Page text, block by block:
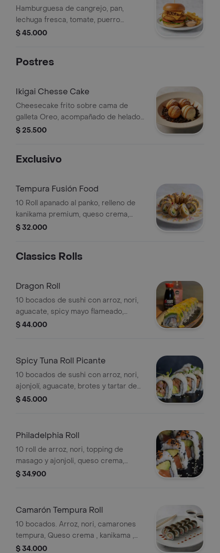
Hamburguesa de cangrejo, pan,
lechuga fresca, tomate, puerro
crujiente y queso colby jack,
$ 45.000
Postres
Ikigai Chesse Cake
Cheesecake frito sobre cama de
galleta Oreo, acompañado de helado
de vainilla.
$ 25.500
Exclusivo
Tempura Fusión Food
10 Roll apanado al panko, relleno de
kanikama premium, queso crema,
madurito, aguacate y bañado en
$ 32.000
Classics Rolls
Dragon Roll
10 bocados de sushi con arroz, nori,
aguacate, spicy mayo flameado,
queso crema, kanikama y langostinos
$ 44.000
Spicy Tuna Roll Picante
10 bocados de sushi con arroz, nori,
ajonjolí, aguacate, brotes y tartar de
atún picante.
$ 45.000
Philadelphia Roll
10 roll de arroz, nori, topping de
masago y ajonjoli, queso crema,
aguacate , salmón fresco , incluye
$ 34.900
Camarón Tempura Roll
10 bocados. Arroz, nori, camarones
tempura, Queso crema , kanikama ,
incluye palillos y salsas de soya y
$ 34.000